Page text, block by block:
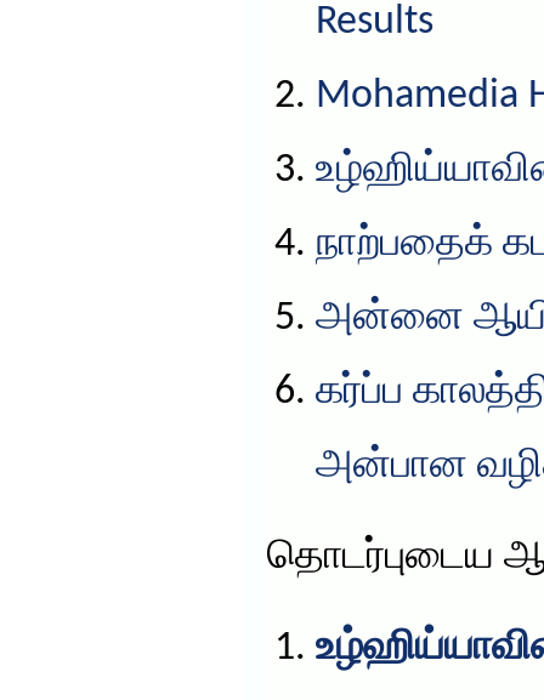
Results
Mohamedia
நாற்பதைக்
அன்னை
கர்ப்ப
அன்பான
தொடர்புடைய